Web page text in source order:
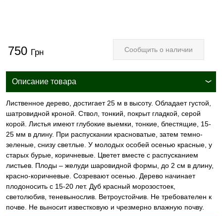
750 Грн Сообщить о наличии
Описание товара
Лиственное дерево, достигает 25 м в высоту. Обладает густой,
шатровидной кроной. Ствол, тонкий, покрыт гладкой, серой
корой. Листья имеют глубокие выемки, тонкие, блестящие, 15-
25 мм в длину. При распускании красноватые, затем темно-
зеленые, снизу светлые. У молодых особей осенью красные, у
старых бурые, коричневые. Цветет вместе с распусканием
листьев. Плоды – желуди шаровидной формы, до 2 см в длину,
красно-коричневые. Созревают осенью. Дерево начинает
плодоносить с 15-20 лет. Дуб красный морозостоек,
светолюбив, теневынослив. Ветроустойчив. Не требователен к
почве. Не выносит известковую и чрезмерно влажную почву.